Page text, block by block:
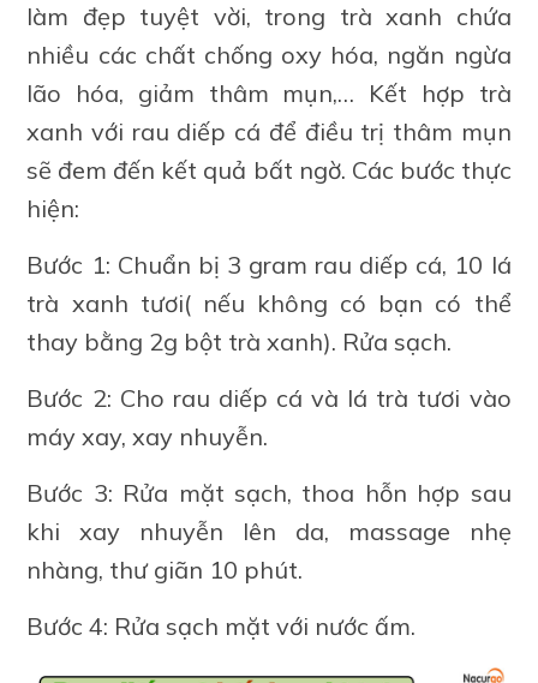
làm đẹp tuyệt vời, trong trà xanh chứa
nhiều các chất chống oxy hóa, ngăn ngừa
lão hóa, giảm thâm mụn,… Kết hợp trà
xanh với rau diếp cá để điều trị thâm mụn
sẽ đem đến kết quả bất ngờ. Các bước thực
hiện:
Bước 1: Chuẩn bị 3 gram rau diếp cá, 10 lá
trà xanh tươi( nếu không có bạn có thể
thay bằng 2g bột trà xanh). Rửa sạch.
Bước 2: Cho rau diếp cá và lá trà tươi vào
máy xay, xay nhuyễn.
Bước 3: Rửa mặt sạch, thoa hỗn hợp sau
khi xay nhuyễn lên da, massage nhẹ
nhàng, thư giãn 10 phút.
Bước 4: Rửa sạch mặt với nước ấm.